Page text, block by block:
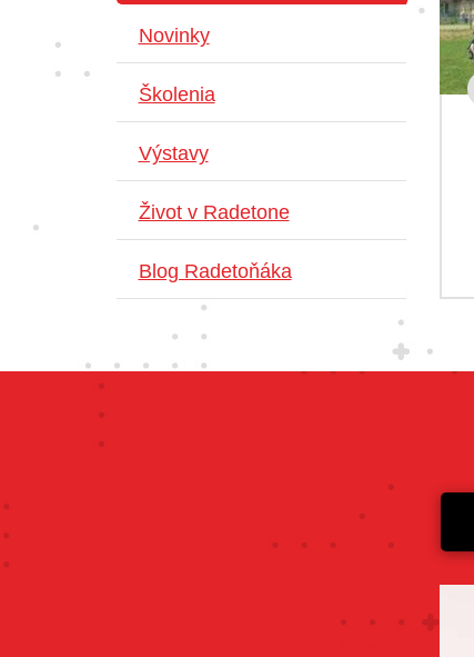
Novinky
Školenia
Výstavy
Život v Radetone
Blog Radetoňáka